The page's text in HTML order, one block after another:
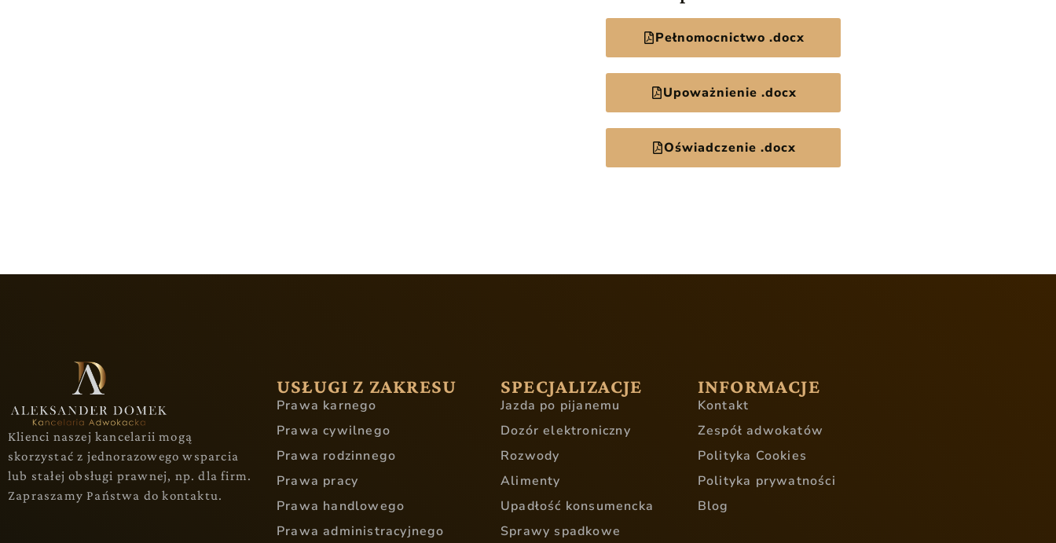
Pełnomocnictwo .docx
Upoważnienie .docx
Oświadczenie .docx
Klienci naszej kancelarii mogą
skorzystać z jednorazowego wsparcia
lub stałej obsługi prawnej, np. dla firm.
Zapraszamy Państwa do kontaktu.
USŁUGI Z ZAKRESU
Prawa karnego
Prawa cywilnego
Prawa rodzinnego
Prawa pracy
Prawa handlowego
Prawa administracyjnego
SPECJALIZACJE
Jazda po pijanemu
Dozór elektroniczny
Rozwody
Alimenty
Upadłość konsumencka
Sprawy spadkowe
INFORMACJE
Kontakt
Zespół adwokatów
Polityka Cookies
Polityka prywatności
Blog